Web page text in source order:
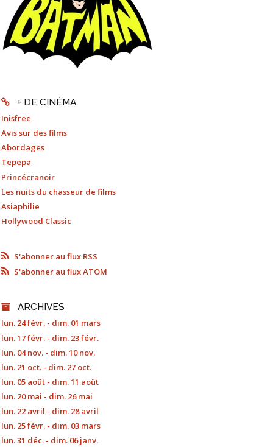
+ DE CINÉMA
Inisfree
Avis sur des films
Abordages
Tepepa
Princécranoir
Les nuits du chasseur de films
Asiaphilie
Hollywood Classic
S'abonner au flux RSS
S'abonner au flux ATOM
ARCHIVES
lun. 24 févr. - dim. 01 mars
lun. 17 févr. - dim. 23 févr.
lun. 04 nov. - dim. 10 nov.
lun. 21 oct. - dim. 27 oct.
lun. 05 août - dim. 11 août
lun. 20 mai - dim. 26 mai
lun. 22 avril - dim. 28 avril
lun. 25 févr. - dim. 03 mars
lun. 31 déc. - dim. 06 janv.